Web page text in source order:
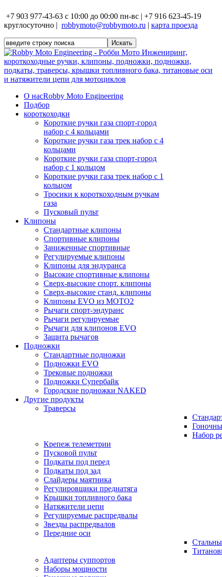
+7 903 977-43-63 с 10:00 до 00:00 пн-вс | +7 916 623-45-19
круглосуточно | robbymoto@robbymoto.ru | карта проезда
О насRobby Moto Engineering
Подбор
короткоходки
Короткие ручки газа спорт-город
набор с 4 кольцами
Короткие ручки газа трек набор с 4
кольцами
Короткие ручки газа спорт-город
набор с 1 кольцом
Короткие ручки газа трек набор с 1
кольцом
Тросики к короткоходным ручкам
газа
Пусковый пульт
Клипоны
Стандартные клипоны
Спортивные клипоны
Заниженные спортивные
Регулируемые клипоны
Клипоны для эндуранса
Высокие спортивные клипоны
Сверх-высокие спорт. клипоны
Сверх-высокие станд. клипоны
Клипоны EVO из MOTO2
Рычаги спорт-эндуранс
Рычаги регулируемые
Рычаги для клипонов EVO
Защита рычагов
Подножки
Стандартные подножки
Подножки EVO
Трековые подножки
Подножки Супербайк
Городские подножки NAKED
Другие продукты
Траверсы
Набор
Крепеж телеметрии
Пусковой пульт
Подкаты под перед
Подкаты под зад
Слайдеры маятника
Регулировщики преднатяга
Крышки топливного бака
Натяжители цепи
Регулируемые распредвалы
Звезды распредвалов
Передние оси
Адаптеры суппортов
Наборы мощности